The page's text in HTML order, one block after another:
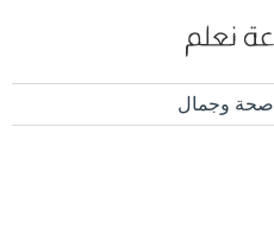
صحة وجمال